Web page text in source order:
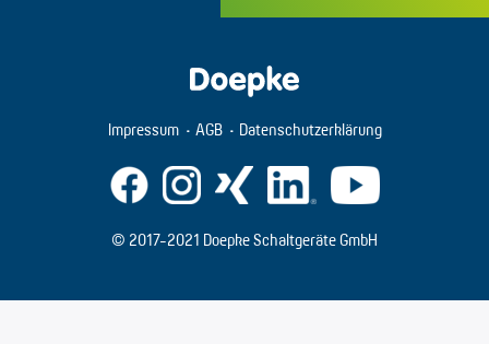
Impressum AGB Datenschutzerklärung
© 2017-2021 Doepke Schaltgeräte GmbH